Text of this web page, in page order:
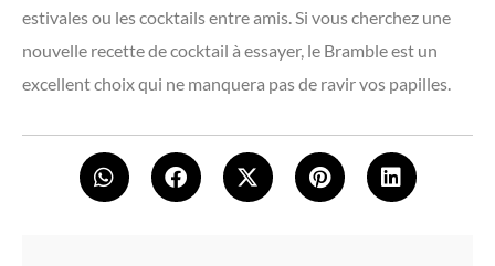
estivales ou les cocktails entre amis. Si vous cherchez une
nouvelle recette de cocktail à essayer, le Bramble est un
excellent choix qui ne manquera pas de ravir vos papilles.